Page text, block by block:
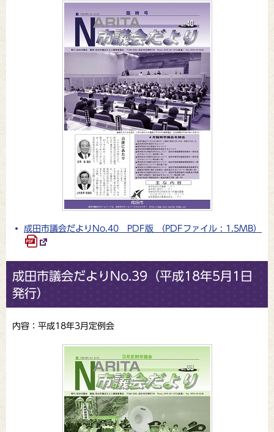
成田市議会だよりNo.40 PDF版 （PDFファイル : 1.5MB）
成田市議会だよりNo.39（平成18年5月1日
発行）
内容：平成18年3月定例会